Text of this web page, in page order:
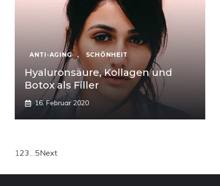
ANTI-AGING , SCHÖNHEIT
Hyaluronsäure, Kollagen und
Botox als Filler
16. Februar 2020
123…5Next